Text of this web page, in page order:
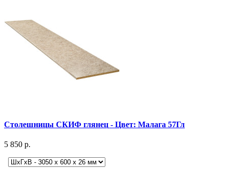
Столешницы СКИФ глянец - Цвет: Малага 57Гл
5 850 р.